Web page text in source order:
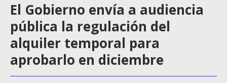
El Gobierno envía a audiencia
pública la regulación del
alquiler temporal para
aprobarlo en diciembre